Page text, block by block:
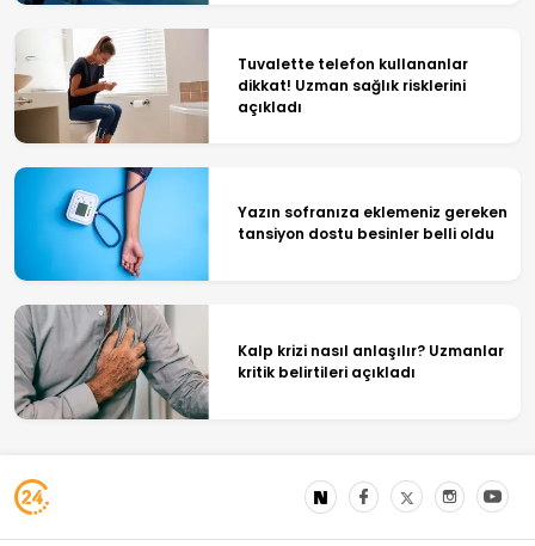
Tuvalette telefon kullananlar
dikkat! Uzman sağlık risklerini
açıkladı
Yazın sofranıza eklemeniz gereken
tansiyon dostu besinler belli oldu
Kalp krizi nasıl anlaşılır? Uzmanlar
kritik belirtileri açıkladı